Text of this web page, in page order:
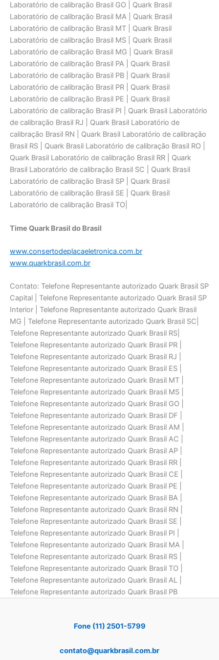
Laboratório de calibraçāo Brasil GO | Quark Brasil
Laboratório de calibraçāo Brasil MA | Quark Brasil
Laboratório de calibraçāo Brasil MT | Quark Brasil
Laboratório de calibraçāo Brasil MS | Quark Brasil
Laboratório de calibraçāo Brasil MG | Quark Brasil
Laboratório de calibraçāo Brasil PA | Quark Brasil
Laboratório de calibraçāo Brasil PB | Quark Brasil
Laboratório de calibraçāo Brasil PR | Quark Brasil
Laboratório de calibraçāo Brasil PE | Quark Brasil
Laboratório de calibraçāo Brasil PI | Quark Brasil Laboratório
de calibraçāo Brasil RJ | Quark Brasil Laboratório de
calibraçāo Brasil RN | Quark Brasil Laboratório de calibraçāo
Brasil RS | Quark Brasil Laboratório de calibraçāo Brasil RO |
Quark Brasil Laboratório de calibraçāo Brasil RR | Quark
Brasil Laboratório de calibraçāo Brasil SC | Quark Brasil
Laboratório de calibraçāo Brasil SP | Quark Brasil
Laboratório de calibraçāo Brasil SE | Quark Brasil
Laboratório de calibraçāo Brasil TO|
Time Quark Brasil do Brasil
www.consertodeplacaeletronica.com.br
www.quarkbrasil.com.br
Contato: Telefone Representante autorizado Quark Brasil SP
Capital | Telefone Representante autorizado Quark Brasil SP
Interior | Telefone Representante autorizado Quark Brasil
MG | Telefone Representante autorizado Quark Brasil SC|
Telefone Representante autorizado Quark Brasil RS|
Telefone Representante autorizado Quark Brasil PR |
Telefone Representante autorizado Quark Brasil RJ |
Telefone Representante autorizado Quark Brasil ES |
Telefone Representante autorizado Quark Brasil MT |
Telefone Representante autorizado Quark Brasil MS |
Telefone Representante autorizado Quark Brasil GO |
Telefone Representante autorizado Quark Brasil DF |
Telefone Representante autorizado Quark Brasil AM |
Telefone Representante autorizado Quark Brasil AC |
Telefone Representante autorizado Quark Brasil AP |
Telefone Representante autorizado Quark Brasil RR |
Telefone Representante autorizado Quark Brasil CE |
Telefone Representante autorizado Quark Brasil PE |
Telefone Representante autorizado Quark Brasil BA |
Telefone Representante autorizado Quark Brasil RN |
Telefone Representante autorizado Quark Brasil SE |
Telefone Representante autorizado Quark Brasil PI |
Telefone Representante autorizado Quark Brasil MA |
Telefone Representante autorizado Quark Brasil RS |
Telefone Representante autorizado Quark Brasil TO |
Telefone Representante autorizado Quark Brasil AL |
Telefone Representante autorizado Quark Brasil PB
Fone (11) 2501-5799
contato@quarkbrasil.com.br